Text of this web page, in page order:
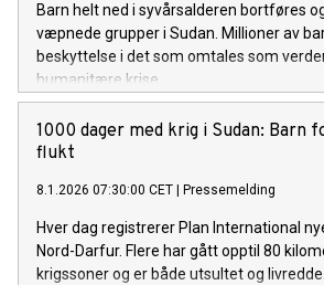
Barn helt ned i syvårsalderen bortføres
væpnede grupper i Sudan. Millioner av
beskyttelse i det som omtales som
humanitære krise.
1000 dager med krig i Sudan: Barn
flukt
8.1.2026 07:30:00 CET Pressemelding
Hver dag registrerer Plan International
Nord-Darfur. Flere har gått opptil 80
krigssoner og er både utsultet og